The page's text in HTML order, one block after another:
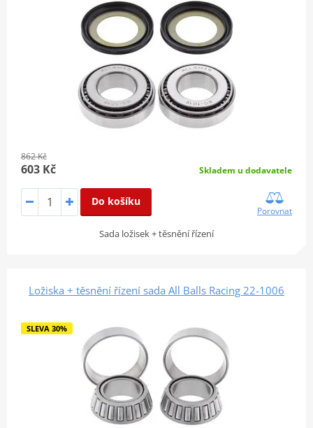
862 Kč
603 Kč Skladem u dodavatele
Do košíku
Porovnat
Sada ložisek + těsnění řízení
Ložiska + těsnění řízení sada All Balls Racing 22-1006
SLEVA 30%